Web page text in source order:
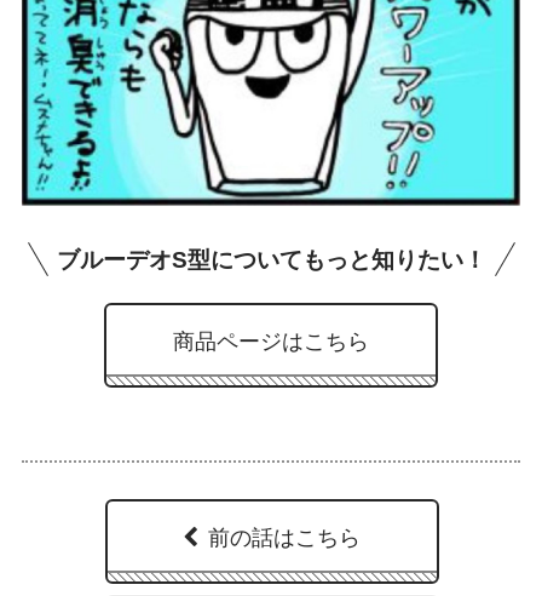
ブルーデオS型についてもっと知りたい！
商品ページはこちら
前の話はこちら